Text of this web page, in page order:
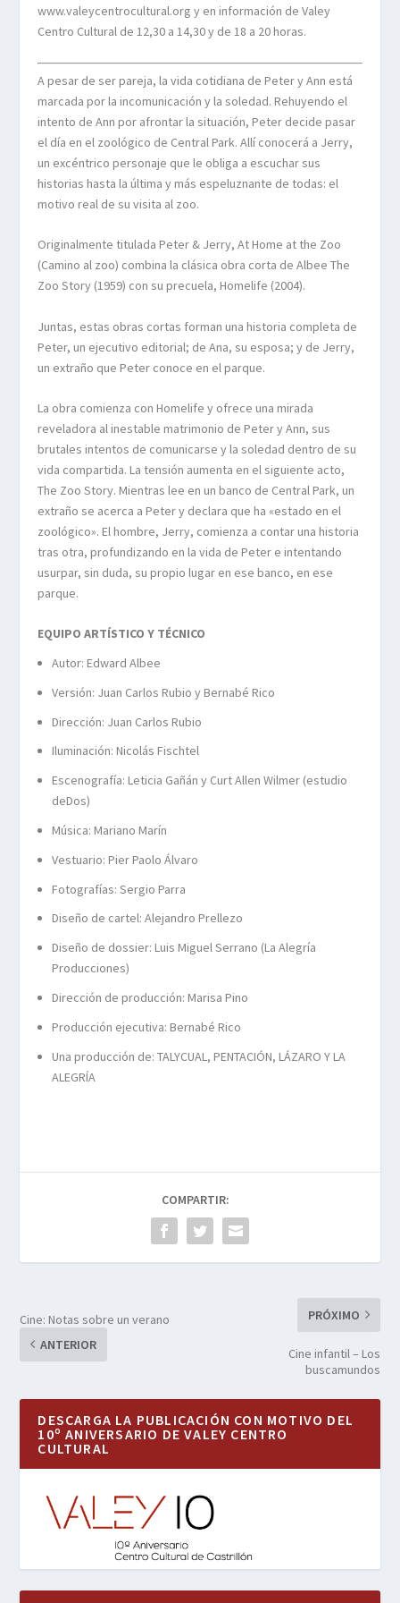
www.valeycentrocultural.org y en información de Valey
Centro Cultural de 12,30 a 14,30 y de 18 a 20 horas.
A pesar de ser pareja, la vida cotidiana de Peter y Ann está
marcada por la incomunicación y la soledad. Rehuyendo el
intento de Ann por afrontar la situación, Peter decide pasar
el día en el zoológico de Central Park. Allí conocerá a Jerry,
un excéntrico personaje que le obliga a escuchar sus
historias hasta la última y más espeluznante de todas: el
motivo real de su visita al zoo.
Originalmente titulada Peter & Jerry, At Home at the Zoo
(Camino al zoo) combina la clásica obra corta de Albee The
Zoo Story (1959) con su precuela, Homelife (2004).
Juntas, estas obras cortas forman una historia completa de
Peter, un ejecutivo editorial; de Ana, su esposa; y de Jerry,
un extraño que Peter conoce en el parque.
La obra comienza con Homelife y ofrece una mirada
reveladora al inestable matrimonio de Peter y Ann, sus
brutales intentos de comunicarse y la soledad dentro de su
vida compartida. La tensión aumenta en el siguiente acto,
The Zoo Story. Mientras lee en un banco de Central Park, un
extraño se acerca a Peter y declara que ha «estado en el
zoológico». El hombre, Jerry, comienza a contar una historia
tras otra, profundizando en la vida de Peter e intentando
usurpar, sin duda, su propio lugar en ese banco, en ese
parque.
EQUIPO ARTÍSTICO Y TÉCNICO
Autor: Edward Albee
Versión: Juan Carlos Rubio y Bernabé Rico
Dirección: Juan Carlos Rubio
Iluminación: Nicolás Fischtel
Escenografía: Leticia Gañán y Curt Allen Wilmer (estudio
deDos)
Música: Mariano Marín
Vestuario: Pier Paolo Álvaro
Fotografías: Sergio Parra
Diseño de cartel: Alejandro Prellezo
Diseño de dossier: Luis Miguel Serrano (La Alegría
Producciones)
Dirección de producción: Marisa Pino
Producción ejecutiva: Bernabé Rico
Una producción de: TALYCUAL, PENTACIÓN, LÁZARO Y LA
ALEGRÍA
COMPARTIR:
Cine: Notas sobre un verano
ANTERIOR
PRÓXIMO
Cine infantil – Los
buscamundos
DESCARGA LA PUBLICACIÓN CON MOTIVO DEL
10º ANIVERSARIO DE VALEY CENTRO
CULTURAL